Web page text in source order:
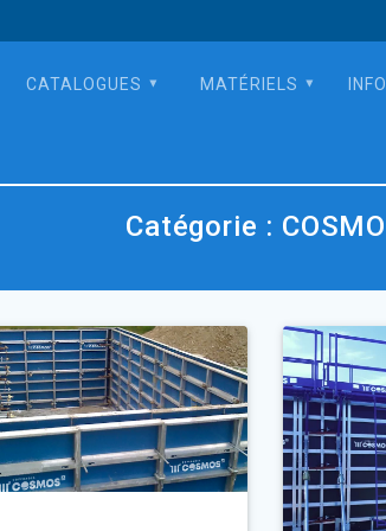
CATALOGUES MATÉRIELS
Catégorie :